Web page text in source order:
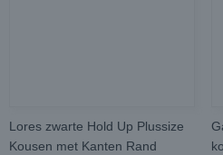
Lores zwarte Hold Up Plussize
Kousen met Kanten Rand